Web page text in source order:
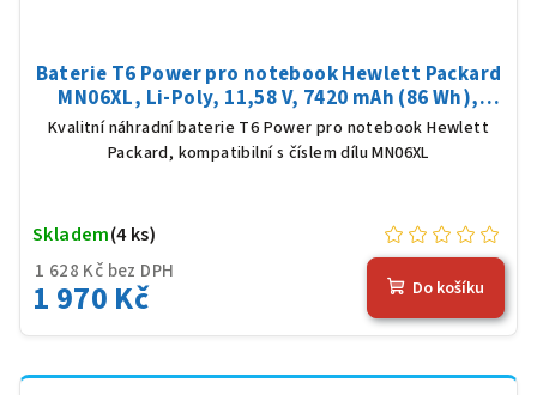
Baterie T6 Power pro notebook Hewlett Packard
MN06XL, Li-Poly, 11,58 V, 7420 mAh (86 Wh),
černá
Kvalitní náhradní baterie T6 Power pro notebook Hewlett
Packard, kompatibilní s číslem dílu MN06XL
1 628 Kč bez DPH
1 970 Kč
Skladem(4 ks)
Do košíku